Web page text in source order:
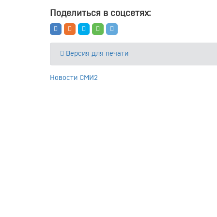
Поделиться в соцсетях:
Версия для печати
Новости СМИ2